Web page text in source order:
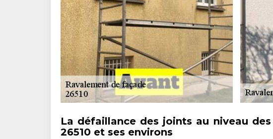
La défaillance des joints au niveau
26510 et ses environs